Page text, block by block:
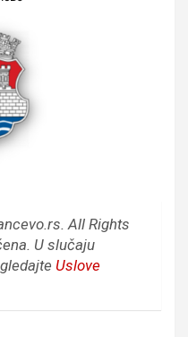
All Rights
U slučaju
Uslove